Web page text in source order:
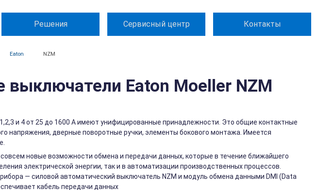
Решения Сервисный центр Контакты
Eaton NZM
выключатели Eaton Moeller NZM
и 4 от 25 до 1600 А имеют унифицированные принадлежности. Это общие контактные
напряжения, дверные поворотные ручки, элементы бокового монтажа. Имеется
новые возможности обмена и передачи данных, которые в течение ближайшего
электрической энергии, так и в автоматизации производственных процессов.
— силовой автоматический выключатель NZM и модуль обмена данными DMI (Data
кабель передачи данных